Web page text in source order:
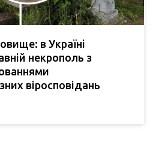
в Україні
некрополь з
віросповідань